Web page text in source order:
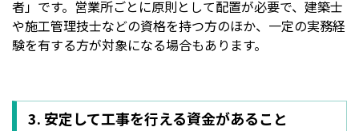
者」です。営業所ごとに原則として配置が必要で、建築士
や施工管理技士などの資格を持つ方のほか、一定の実務経
験を有する方が対象になる場合もあります。
3. 安定して工事を行える資金があること